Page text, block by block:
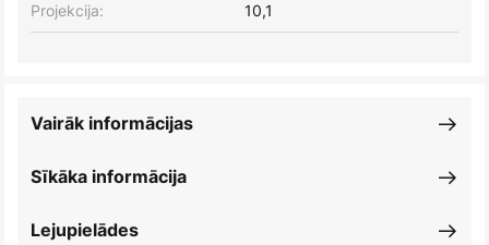
Projekcija: 10,1
Sīkāka informācija
Vairāk informācijas
Lejupielādes